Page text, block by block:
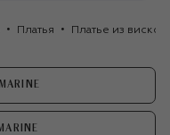
Платья Платье из